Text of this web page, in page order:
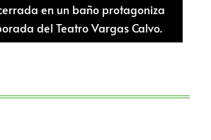
en un baño protagoniza
del Teatro Vargas Calvo.